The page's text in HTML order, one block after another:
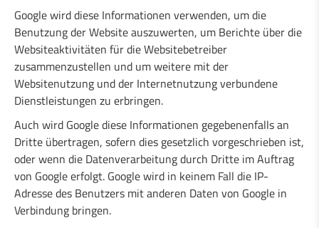
Google wird diese Informationen verwenden, um die
Benutzung der Website auszuwerten, um Berichte über die
Websiteaktivitäten für die Websitebetreiber
zusammenzustellen und um weitere mit der
Websitenutzung und der Internetnutzung verbundene
Dienstleistungen zu erbringen.
Auch wird Google diese Informationen gegebenenfalls an
Dritte übertragen, sofern dies gesetzlich vorgeschrieben ist,
oder wenn die Datenverarbeitung durch Dritte im Auftrag
von Google erfolgt. Google wird in keinem Fall die IP-
Adresse des Benutzers mit anderen Daten von Google in
Verbindung bringen.